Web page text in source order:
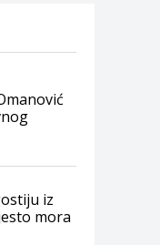
iz
mora